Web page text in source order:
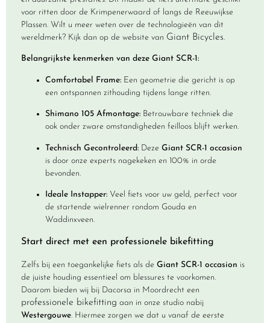
voor ritten door de Krimpenerwaard of langs de Reeuwijkse
Plassen. Wilt u meer weten over de technologieën van dit
wereldmerk? Kijk dan op de website van Giant Bicycles.
Belangrijkste kenmerken van deze Giant SCR-1:
Comfortabel Frame: Een geometrie die gericht is op
een ontspannen zithouding tijdens lange ritten.
Shimano 105 Afmontage: Betrouwbare techniek die
ook onder zware omstandigheden feilloos blijft werken.
Technisch Gecontroleerd: Deze Giant SCR-1 occasion
is door onze experts nagekeken en 100% in orde
bevonden.
Ideale Instapper: Veel fiets voor uw geld, perfect voor
de startende wielrenner rondom Gouda en
Waddinxveen.
Start direct met een professionele bikefitting
Zelfs bij een toegankelijke fiets als de Giant SCR-1 occasion is
de juiste houding essentieel om blessures te voorkomen.
Daarom bieden wij bij Dacorsa in Moordrecht een
professionele bikefitting aan in onze studio nabij
Westergouwe. Hiermee zorgen we dat u vanaf de eerste